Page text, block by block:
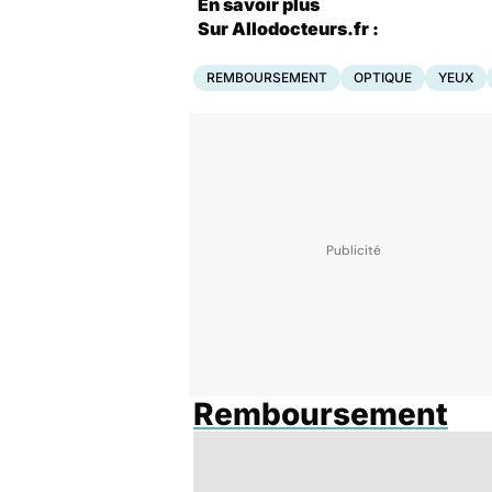
En savoir plus
Sur Allodocteurs.fr :
REMBOURSEMENT OPTIQUE YEUX
Remboursement